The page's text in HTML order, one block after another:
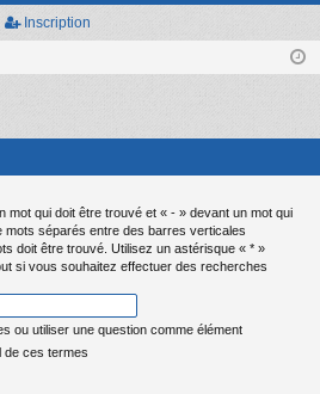
cri
Inscription
mot qui doit être trouvé et « - » devant un mot qui
mots séparés entre des barres verticales
doit être trouvé. Utilisez un astérisque « * »
si vous souhaitez effectuer des recherches
ou utiliser une question comme élément
de ces termes